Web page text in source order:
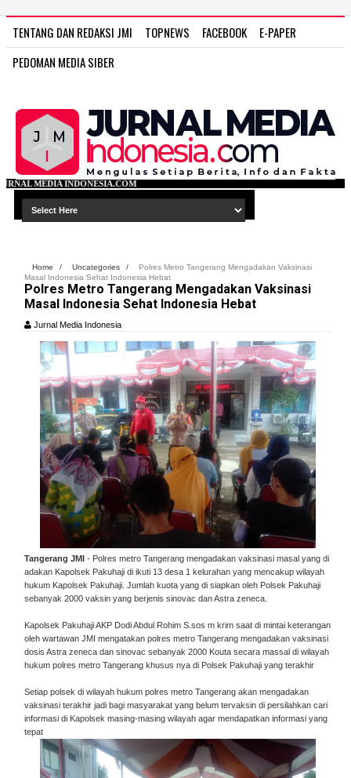
TENTANG DAN REDAKSI JMI TOPNEWS FACEBOOK
E-PAPER
PEDOMAN MEDIA SIBER
Home / Uncategories /
Polres Metro Tangerang Mengadakan Vaksinasi
Masal Indonesia Sehat Indonesia Hebat
Polres Metro Tangerang Mengadakan Vaksinasi
Masal Indonesia Sehat Indonesia Hebat
Jurnal Media Indonesia
Tangerang JMI - Polres metro Tangerang mengadakan vaksinasi masal yang di
adakan Kapolsek Pakuhaji di ikuti 13 desa 1 kelurahan yang mencakup wilayah
hukum Kapolsek Pakuhaji. Jumlah kuota yang di siapkan oleh Polsek Pakuhaji
sebanyak 2000 vaksin yang berjenis sinovac dan Astra zeneca.
Kapolsek Pakuhaji AKP Dodi Abdul Rohim S.sos m krim saat di mintai keterangan
oleh wartawan JMI mengatakan polres metro Tangerang mengadakan vaksinasi
dosis Astra zeneca dan sinovac sebanyak 2000 Kouta secara massal di wilayah
hukum polres metro Tangerang khusus nya di Polsek Pakuhaji yang terakhir
Setiap polsek di wilayah hukum polres metro Tangerang akan mengadakan
vaksinasi terakhir jadi bagi masyarakat yang belum tervaksin di persilahkan cari
informasi di Kapolsek masing-masing wilayah agar mendapatkan informasi yang
tepat